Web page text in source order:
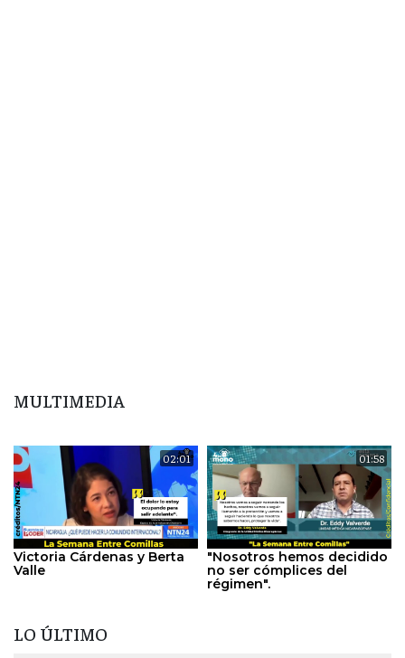
MULTIMEDIA
02:01
Victoria Cárdenas y Berta
Valle
01:58
"Nosotros hemos decidido
no ser cómplices del
régimen".
LO ÚLTIMO